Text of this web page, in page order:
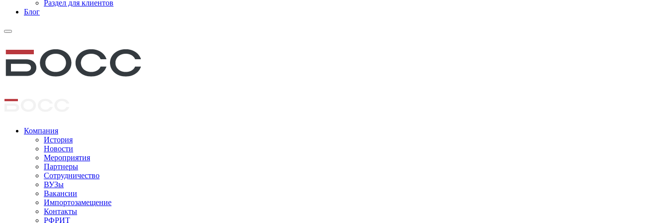
Раздел для клиентов
Блог
Компания
История
Новости
Мероприятия
Партнеры
Сотрудничество
ВУЗы
Вакансии
Импортозамещение
Контакты
РФРИТ